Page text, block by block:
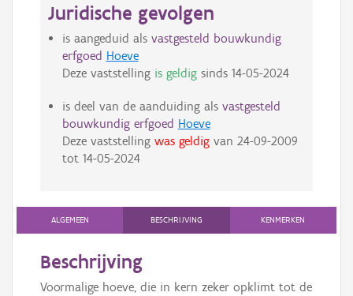
Juridische gevolgen
is aangeduid als vastgesteld bouwkundig
erfgoed Hoeve
Deze vaststelling is geldigsinds 14-05-2024
is deel van de aanduiding als vastgesteld
bouwkundig erfgoed Hoeve
Deze vaststelling was geldigvan 24-09-2009
tot 14-05-2024
ALGEMEEN BESCHRIJVING KENMERKEN
Beschrijving
Voormalige hoeve, die in kern zeker opklimt tot de